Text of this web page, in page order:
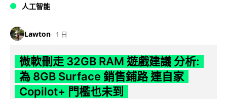
人工智能
Lawton 1 日
微軟刪走 32GB RAM 遊戲建議 分析:
為 8GB Surface 銷售鋪路 連自家
Copilot+ 門檻也未到